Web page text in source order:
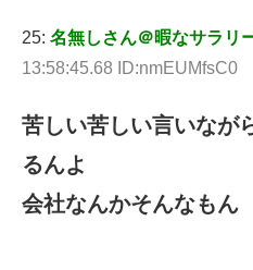
25: 名無しさん＠暇なサラリ
13:58:45.68 ID:nmEUMfsC0
苦しい苦しい言いなが
るんよ
会社なんかそんなもん